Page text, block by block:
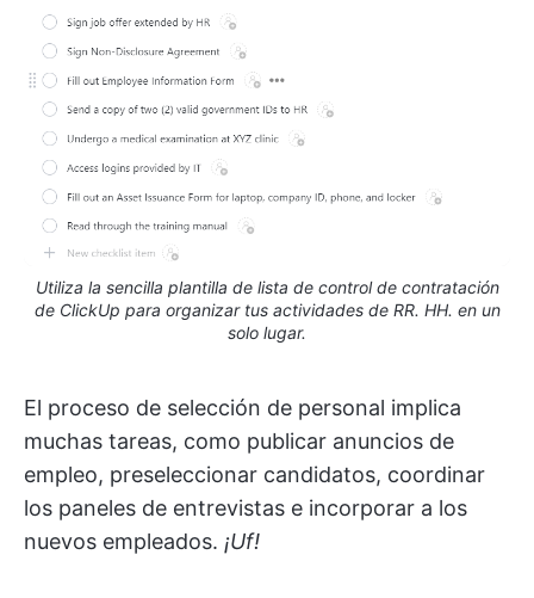
Utiliza la sencilla plantilla de lista de control de contratación
de ClickUp para organizar tus actividades de RR. HH. en un
solo lugar.
El proceso de selección de personal implica
muchas tareas, como publicar anuncios de
empleo, preseleccionar candidatos, coordinar
los paneles de entrevistas e incorporar a los
nuevos empleados. ¡Uf!